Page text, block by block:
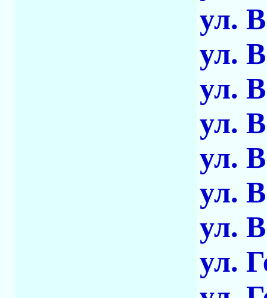
ул.
ул.
ул.
ул.
ул.
ул.
ул.
ул.